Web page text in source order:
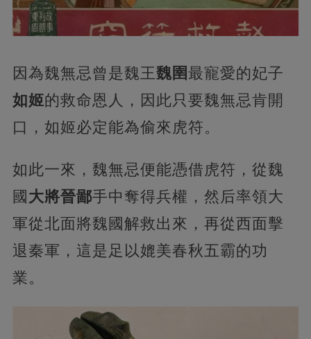
因為魏無忌曾是魏王魏圉最寵愛的妃子
如姬的救命恩人，因此只要魏無忌肯開
口，如姬必定能為偷來虎符。
如此一來，魏無忌便能憑借虎符，從魏
國 大將晉鄙手中奪得兵權，然后率領大
軍從北面將魏國解救出來，再從西面擊
退秦軍，這是足以媲美春秋五霸的功
業。